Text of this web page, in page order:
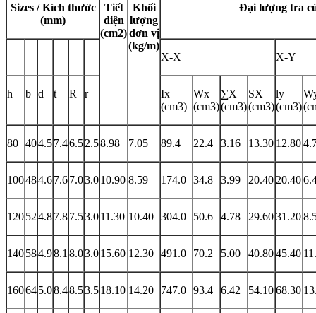
Sizes / Kích thước
(mm)
Tiết
diện
(cm2)
Khối
lượng
đơn vị
(kg/m)
Đại lượng tra
X-X X-Y
h b d t R r
Ix
(cm3)
Wx
(cm3)
∑X
(cm3)
SX
(cm3)
ly
(cm3)
80 404.57.46.52.58.98 7.05 89.4 22.4 3.16 13.30 12.80
100484.67.67.03.010.90 8.59 174.0 34.8 3.99 20.40 20.40
120524.87.87.53.011.30 10.40 304.0 50.6 4.78 29.6031.20
140584.98.1 8.03.015.60 12.30 491.0 70.2 5.00 40.8045.40
160645.08.48.53.518.10 14.20 747.0 93.4 6.42 54.1068.30